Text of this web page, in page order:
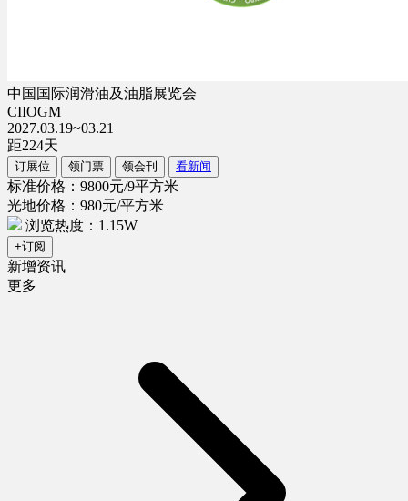
中国国际润滑油及油脂展览会
CIIOGM
2027.03.19~03.21
距224天
订展位 领门票 领会刊 看新闻
标准价格：9800元/9平方米
光地价格：980元/平方米
浏览热度：1.15W
+订阅
新增资讯
更多